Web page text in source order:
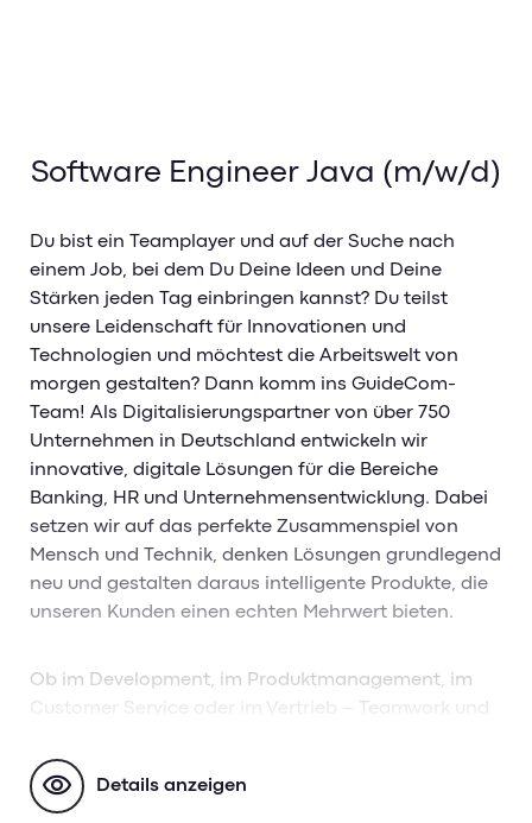
Software Engineer Java (m/w/d)
Du bist ein Teamplayer und auf der Suche nach
einem Job, bei dem Du Deine Ideen und Deine
Stärken jeden Tag einbringen kannst? Du teilst
unsere Leidenschaft für Innovationen und
Technologien und möchtest die Arbeitswelt von
morgen gestalten? Dann komm ins GuideCom-
Team! Als Digitalisierungspartner von über 750
Unternehmen in Deutschland entwickeln wir
innovative, digitale Lösungen für die Bereiche
Banking, HR und Unternehmensentwicklung. Dabei
setzen wir auf das perfekte Zusammenspiel von
Mensch und Technik, denken Lösungen grundlegend
neu und gestalten daraus intelligente Produkte, die
unseren Kunden einen echten Mehrwert bieten.
Ob im Development, im Produktmanagement, im
Customer Service oder im Vertrieb – Teamwork und
Kunden stehen bei uns im Mittelpunkt. Mit einer
einzigartigen Unternehmenskultur, flexiblen
Details anzeigen